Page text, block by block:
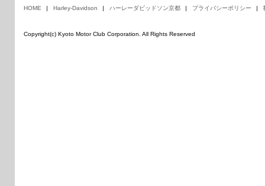
HOME Harley-Davidson ハーレーダビッドソン京都 プライバシーポリシー
Copyright(c) Kyoto Motor Club Corporation. All Rights Reserved